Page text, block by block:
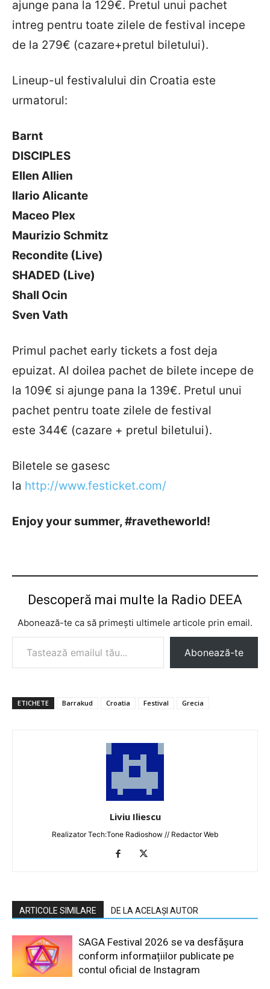
ajunge pana la 129€. Pretul unui pachet
intreg pentru toate zilele de festival incepe
de la 279€ (cazare+pretul biletului).
Lineup-ul festivalului din Croatia este
urmatorul:
Barnt
DISCIPLES
Ellen Allien
Ilario Alicante
Maceo Plex
Maurizio Schmitz
Recondite (Live)
SHADED (Live)
Shall Ocin
Sven Vath
Primul pachet early tickets a fost deja
epuizat. Al doilea pachet de bilete incepe de
la 109€ si ajunge pana la 139€. Pretul unui
pachet pentru toate zilele de festival
este 344€ (cazare + pretul biletului).
Biletele se gasesc
la http://www.festicket.com/
Enjoy your summer, #ravetheworld!
Descoperă mai multe la Radio DEEA
Abonează-te ca să primești ultimele articole prin email.
Tastează emailul tău...
Abonează-te
ETICHETE Barrakud Croatia Festival Grecia
Liviu Iliescu
Realizator Tech:Tone Radioshow // Redactor Web
ARTICOLE SIMILARE DE LA ACELAȘI AUTOR
SAGA Festival 2026 se va desfășura
conform informațiilor publicate pe
contul oficial de Instagram